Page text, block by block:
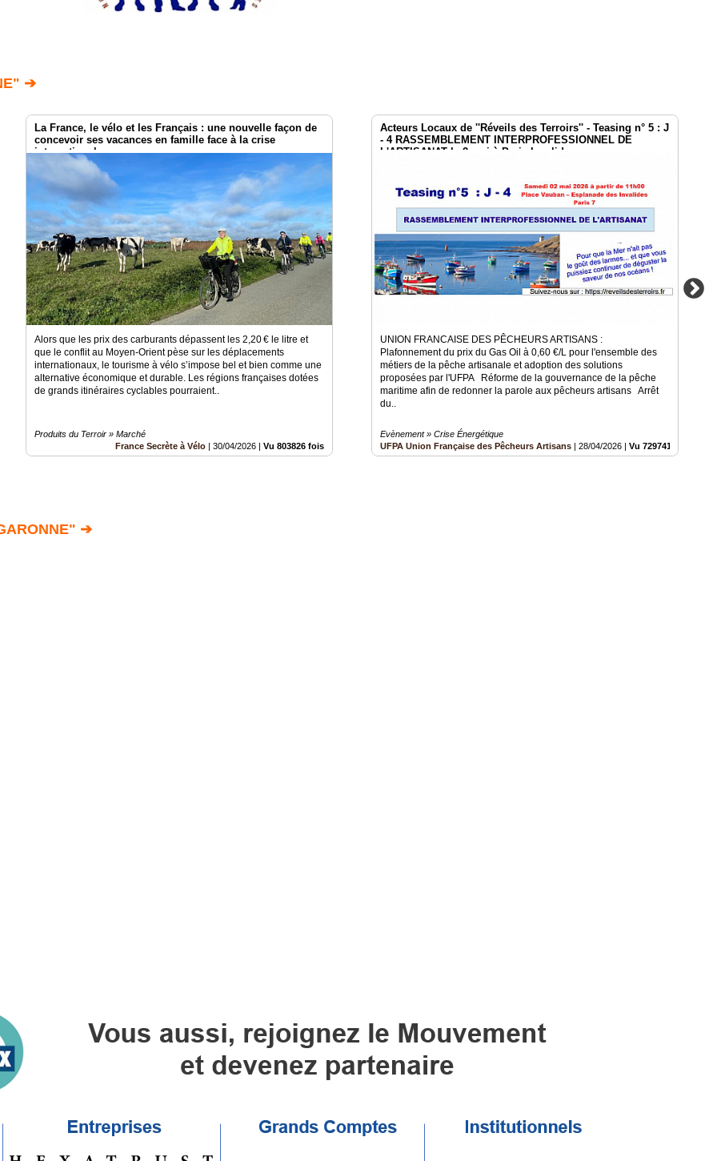
➔
La France, le vélo et les Français : une nouvelle façon de
concevoir ses vacances en famille face à la crise
internationale.
Alors que les prix des carburants dépassent les 2,20 € le litre et
que le conflit au Moyen-Orient pèse sur les déplacements
internationaux, le tourisme à vélo s’impose bel et bien comme une
alternative économique et durable. Les régions françaises dotées
de grands itinéraires cyclables pourraient..
Produits du Terroir » Marché
France Secrète à Vélo | 30/04/2026 | Vu 803826 fois
Acteurs Locaux de ''Réveils des Terroirs'' - Teasing n° 5 : J
- 4 RASSEMBLEMENT INTERPROFESSIONNEL DE
L'ARTISANAT le 2 mai à Paris Invalides
UNION FRANCAISE DES PÊCHEURS ARTISANS :
Plafonnement du prix du Gas Oil à 0,60 €/L pour l'ensemble des
métiers de la pêche artisanale et adoption des solutions
proposées par l'UFPA Réforme de la gouvernance de la pêche
maritime afin de redonner la parole aux pêcheurs artisans Arrêt
du..
Evènement » Crise Énergétique
UFPA Union Française des Pêcheurs Artisans | 28/04/2026 | Vu 729741 fois
➔